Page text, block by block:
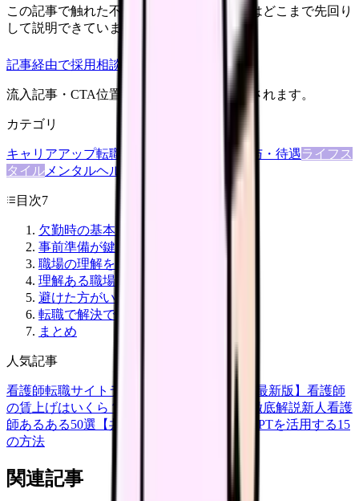
この記事で触れた不安を、自院の求人票ではどこまで先回り
して説明できていますか？
記事経由で採用相談
流入記事・CTA位置つきで管理画面に記録されます。
カテゴリ
キャリアアップ転職ガイド 職場環境給与・待遇ライフス
タイル メンタルヘルス
目次7
欠勤時の基本対応
事前準備が鍵
職場の理解を得る話し方
理解ある職場の見極め
避けた方がいい職場
転職で解決できるケース
まとめ
人気記事
看護師転職サイトランキングTOP5【2026年最新版】 看護師
の賃上げはいくら？2026年度の最新情報を徹底解説新人看護
師あるある50選【共感必至】
看護師がChatGPTを活用する15
の方法
関連記事